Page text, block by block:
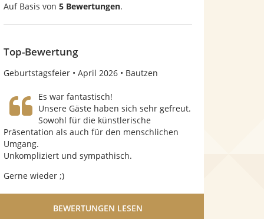
n
Auf Basis von 5 Bewertungen.
Top-Bewertung
Geburtstagsfeier April 2026 Bautzen
Es war fantastisch!
Unsere Gäste haben sich sehr gefreut.
Sowohl für die künstlerische
Präsentation als auch für den menschlichen
Umgang.
Unkompliziert und sympathisch.
Gerne wieder ;)
BEWERTUNGEN LESEN